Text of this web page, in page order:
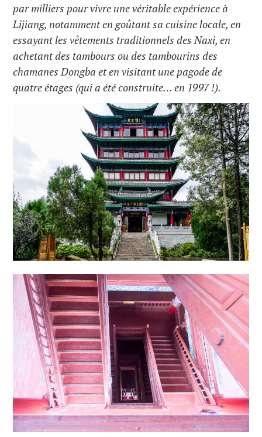
par milliers pour vivre une véritable expérience à
Lijiang, notamment en goûtant sa cuisine locale, en
essayant les vêtements traditionnels des Naxi, en
achetant des tambours ou des tambourins des
chamanes Dongba et en visitant une pagode de
quatre étages (qui a été construite… en 1997 !).